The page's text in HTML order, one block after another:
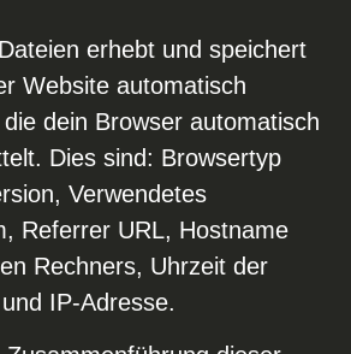
erhebt und speichert
Website automatisch
dein Browser automatisch
Dies sind: Browsertyp
Verwendetes
Referrer URL, Hostname
Rechners, Uhrzeit der
IP-Adresse.